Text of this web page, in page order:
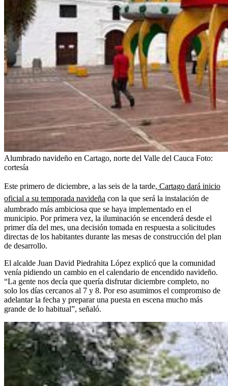
Alumbrado navideño en Cartago, norte del Valle del Cauca Foto:
cortesía
Este primero de diciembre, a las seis de la tarde, Cartago dará inicio
oficial a su temporada navideña con la que será la instalación de
alumbrado más ambiciosa que se haya implementado en el
municipio. Por primera vez, la iluminación se encenderá desde el
primer día del mes, una decisión tomada en respuesta a solicitudes
directas de los habitantes durante las mesas de construcción del plan
de desarrollo.
El alcalde Juan David Piedrahita López explicó que la comunidad
venía pidiendo un cambio en el calendario de encendido navideño.
“La gente nos decía que quería disfrutar diciembre completo, no
solo los días cercanos al 7 y 8. Por eso asumimos el compromiso de
adelantar la fecha y preparar una puesta en escena mucho más
grande de lo habitual”, señaló.